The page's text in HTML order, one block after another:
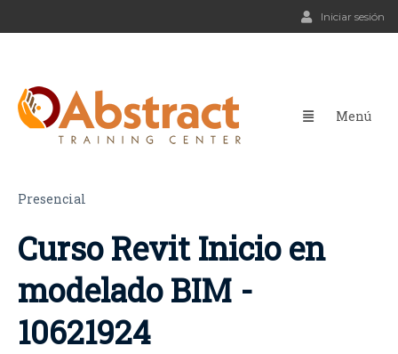
Iniciar sesión
Presencial
Curso Revit Inicio en
modelado BIM -
10621924